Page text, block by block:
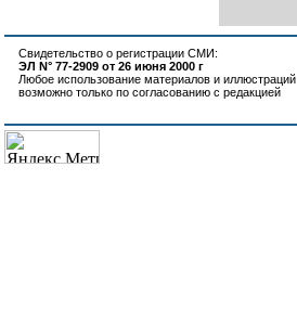
Свидетельство о регистрации СМИ:
ЭЛ N° 77-2909 от 26 июня 2000 г
Любое использование материалов и иллюстраций
возможно только по согласованию с редакцией